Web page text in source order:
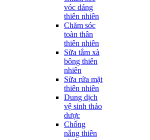
vóc dáng
thiên nhiên
Chăm sóc
toàn thân
thiên nhiên
Sữa tắm xà
bông thiên
nhiên
Sữa rửa mặt
thiên nhiên
Dung dịch
vệ sinh thảo
dược
Chống
nắng thiên